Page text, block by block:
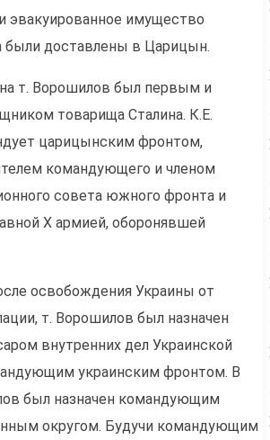
эвакуированное имущество
были доставлены в Царицын.
т. Ворошилов был первым и
товарища Сталина. К.Е.
царицынским фронтом,
командующего и членом
совета южного фронта и
X армией, оборонявшей
освобождения Украины от
т. Ворошилов был назначен
внутренних дел Украинской
украинским фронтом. В
был назначен командующим
округом. Будучи командующим